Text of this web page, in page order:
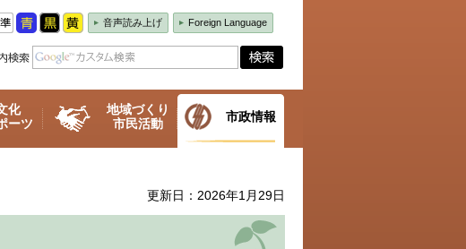
音声読み上げ Foreign Language
化
ーツ
地域づくり
市民活動
市政情報
更新日：2026年1月29日